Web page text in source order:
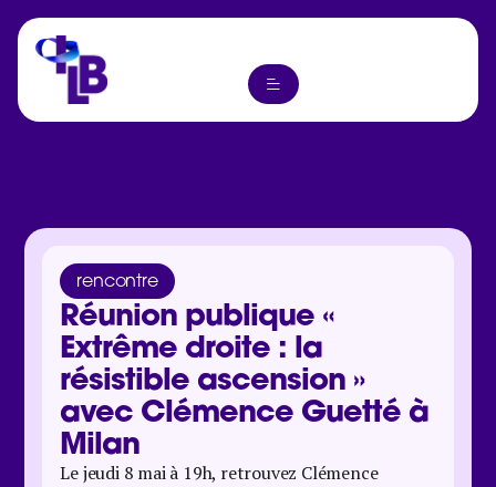
rencontre
Réunion publique «
Extrême droite : la
résistible ascension »
avec Clémence Guetté à
Milan
Le jeudi 8 mai à 19h, retrouvez Clémence